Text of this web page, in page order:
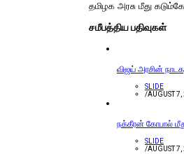
தமிழக அரசு மீது
சமீபத்திய பதிவுகள்
விஜய் அரசின்
SLIDE
/AUGUST
நக்கீரன் கோபால்
SLIDE
/AUGUST